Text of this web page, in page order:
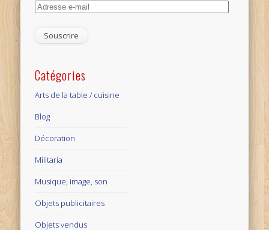
Adresse
mail
Catégories
Arts de la table / cuisine
Blog
Décoration
Militaria
Musique, image, son
Objets publicitaires
Objets vendus